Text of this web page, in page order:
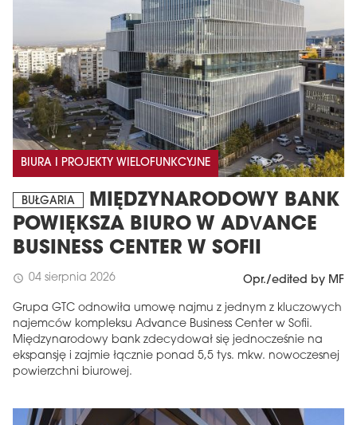
BIURA I PROJEKTY WIELOFUNKCYJNE
BUŁGARIA
MIĘDZYNARODOWY BANK
POWIĘKSZA BIURO W ADVANCE
BUSINESS CENTER W SOFII
schedule 04 sierpnia 2026 Opr./edited by MF
Grupa GTC odnowiła umowę najmu z jednym z kluczowych
najemców kompleksu Advance Business Center w Sofii.
Międzynarodowy bank zdecydował się jednocześnie na
ekspansję i zajmie łącznie ponad 5,5 tys. mkw. nowoczesnej
powierzchni biurowej.